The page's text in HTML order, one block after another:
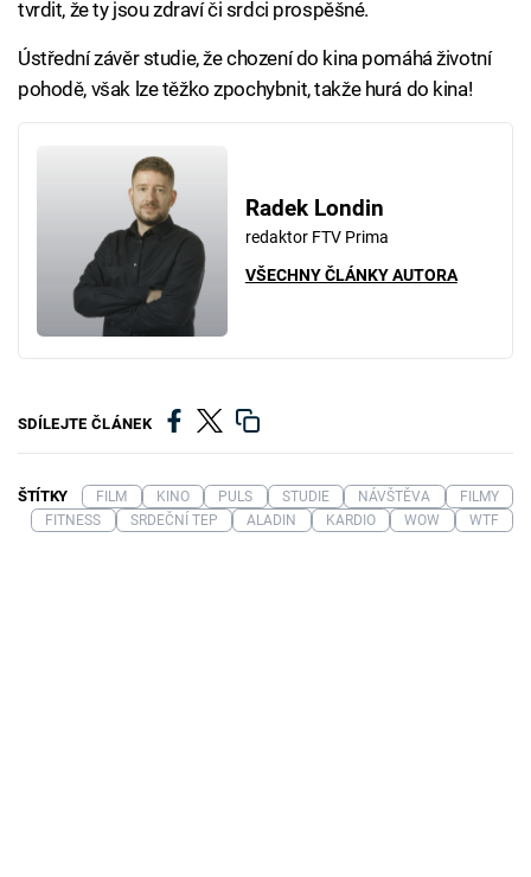
tvrdit, že ty jsou zdraví či srdci prospěšné.
Ústřední závěr studie, že chození do kina pomáhá životní
pohodě, však lze těžko zpochybnit, takže hurá do kina!
Radek Londin
redaktor FTV Prima
VŠECHNY ČLÁNKY AUTORA
SDÍLEJTE ČLÁNEK
ŠTÍTKY FILM KINO PULS STUDIE NÁVŠTĚVA
FILMY
FITNESS
SRDEČNÍ TEP ALADIN KARDIO WOW WTF